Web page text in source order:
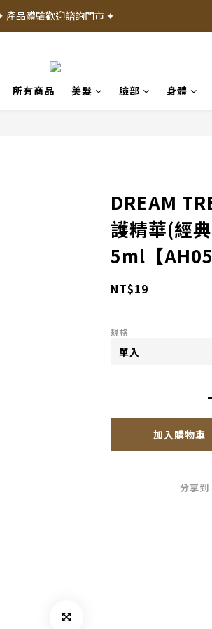
入會員就送 50 元購物禮金 ✦
入會員就送 50 元購物禮金 ✦
所有商品 美髮 臉部 身體
DREAM
護精華(經
5ml【
NT$19
規格
加入購物車
分享到